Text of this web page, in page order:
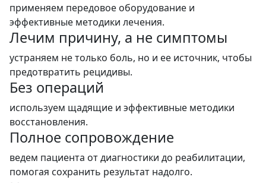
применяем передовое оборудование и
эффективные методики лечения.
Лечим причину, а не симптомы
устраняем не только боль, но и ее источник, чтобы
предотвратить рецидивы.
Без операций
используем щадящие и эффективные методики
восстановления.
Полное сопровождение
ведем пациента от диагностики до реабилитации,
помогая сохранить результат надолго.